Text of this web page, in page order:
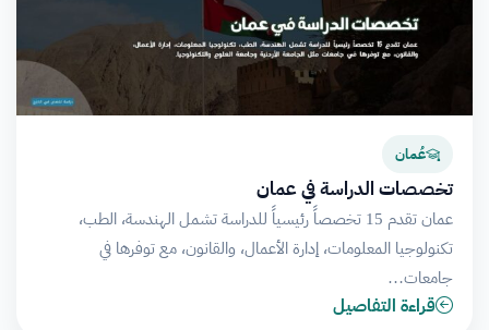
عُمان
تخصصات الدراسة في عمان
عمان تقدم 15 تخصصاً رئيسياً للدراسة تشمل الهندسة، الطب،
تكنولوجيا المعلومات، إدارة الأعمال، والقانون، مع توفرها في
جامعات…
قراءة التفاصيل